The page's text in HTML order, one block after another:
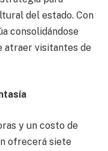
del estado. Con
consolidándose
atraer visitantes de
y un costo de
ofrecerá siete